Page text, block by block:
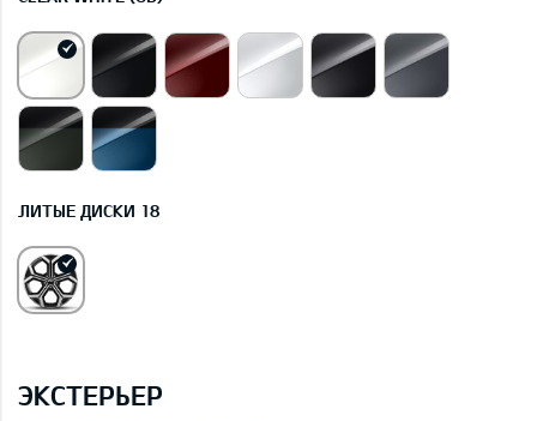
ЛИТЫЕ ДИСКИ 18
ЭКСТЕРЬЕР